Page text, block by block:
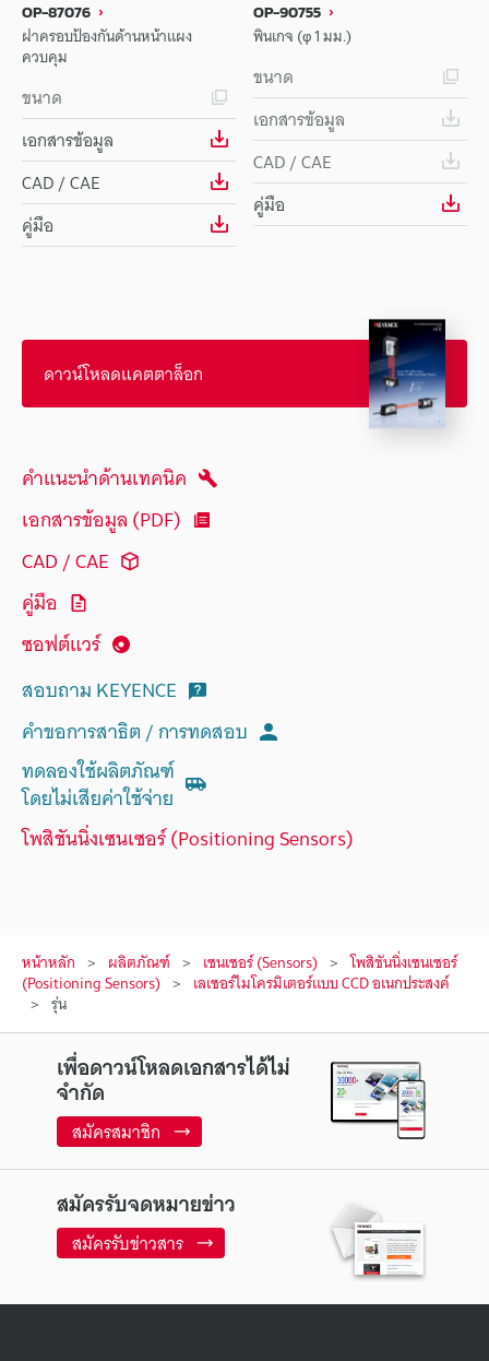
OP-87076
ฝาครอบป้องกันด้านหน้าแผง
ควบคุม
ขนาด
เอกสารข้อมูล
CAD / CAE
คู่มือ
OP-90755
พินเกจ (φ 1 มม.)
ขนาด
เอกสารข้อมูล
CAD / CAE
คู่มือ
ดาวน์โหลดแคตตาล็อก
คำแนะนำด้านเทคนิค
เอกสารข้อมูล (PDF)
CAD / CAE
คู่มือ
ซอฟต์แวร์
สอบถาม KEYENCE
คำขอการสาธิต / การทดสอบ
ทดลองใช้ผลิตภัณฑ์
โดยไม่เสียค่าใช้จ่าย
โพสิชันนิ่งเซนเซอร์ (Positioning Sensors)
หน้าหลัก ผลิตภัณฑ์ เซนเซอร์ (Sensors) โพสิชันนิ่งเซนเซอร์
(Positioning Sensors) เลเซอร์ไมโครมิเตอร์แบบ CCD อเนกประสงค์
รุ่น
เพื่อดาวน์โหลดเอกสารได้ไม่
จำกัด
สมัครสมาชิก
สมัครรับจดหมายข่าว
สมัครรับข่าวสาร